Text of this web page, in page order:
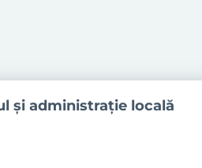
şi administraţie locală